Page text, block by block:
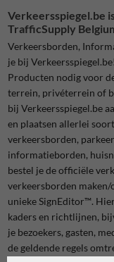
Verkeersspiegel.be
TrafficSupply
Verkeersborden,
je bij Verkeersspiegel.be!
Producten nodig voor
terrein, privéterrein of
bijVerkeersspiegel.be
en plaatsen allerlei
verkeersborden,
informatieborden,
bestel je de officiële
verkeersborden
unieke SignEditor™️.
kaders en richtlijnen,
je bezoekers, gasten,
de geldende regels